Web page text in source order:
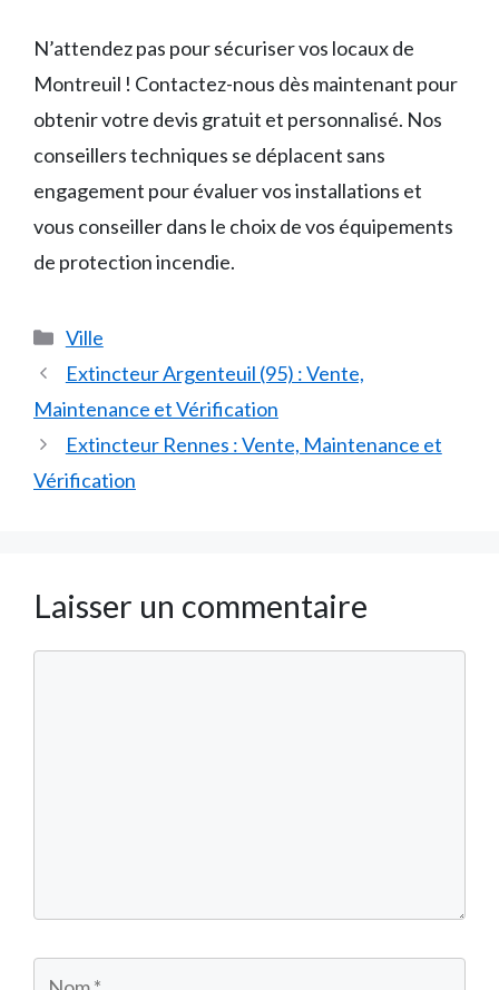
N’attendez pas pour sécuriser vos locaux de
Montreuil ! Contactez-nous dès maintenant pour
obtenir votre devis gratuit et personnalisé. Nos
conseillers techniques se déplacent sans
engagement pour évaluer vos installations et
vous conseiller dans le choix de vos équipements
de protection incendie.
Catégories
Ville
Extincteur Argenteuil (95) : Vente,
Maintenance et Vérification
Extincteur Rennes : Vente, Maintenance et
Vérification
Laisser un commentaire
Nom